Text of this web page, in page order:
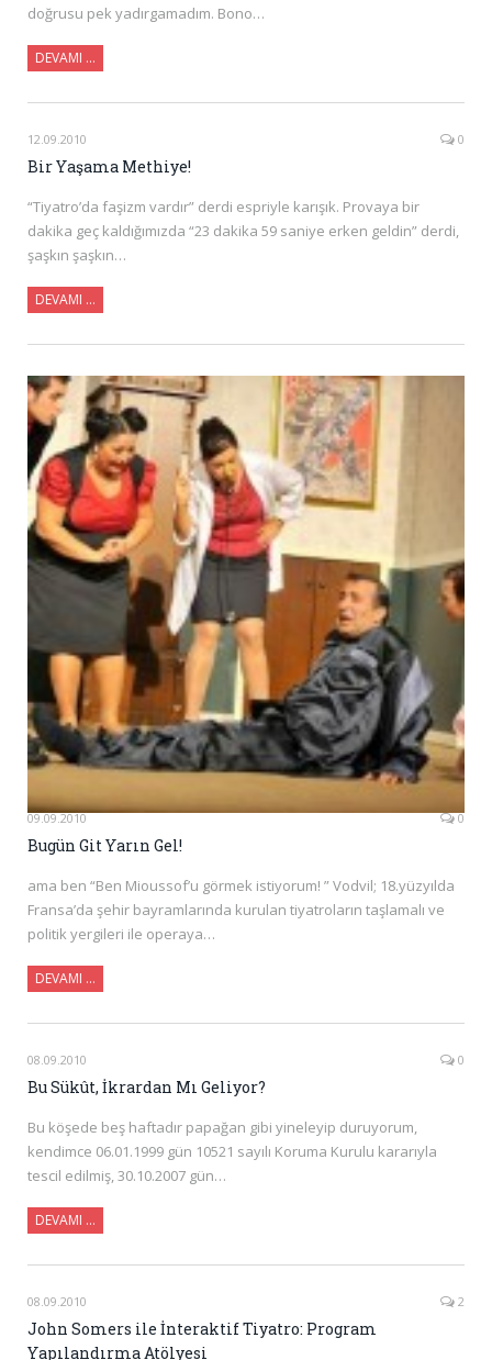
doğrusu pek yadırgamadım. Bono…
DEVAMI …
12.09.2010 0
Bir Yaşama Methiye!
“Tiyatro’da faşizm vardır” derdi espriyle karışık. Provaya bir
dakika geç kaldığımızda “23 dakika 59 saniye erken geldin” derdi,
şaşkın şaşkın…
DEVAMI …
09.09.2010 0
Bugün Git Yarın Gel!
ama ben “Ben Mioussof’u görmek istiyorum! ” Vodvil; 18.yüzyılda
Fransa’da şehir bayramlarında kurulan tiyatroların taşlamalı ve
politik yergileri ile operaya…
DEVAMI …
08.09.2010 0
Bu Sükût, İkrardan Mı Geliyor?
Bu köşede beş haftadır papağan gibi yineleyip duruyorum,
kendimce 06.01.1999 gün 10521 sayılı Koruma Kurulu kararıyla
tescil edilmiş, 30.10.2007 gün…
DEVAMI …
08.09.2010 2
John Somers ile İnteraktif Tiyatro: Program
Yapılandırma Atölyesi